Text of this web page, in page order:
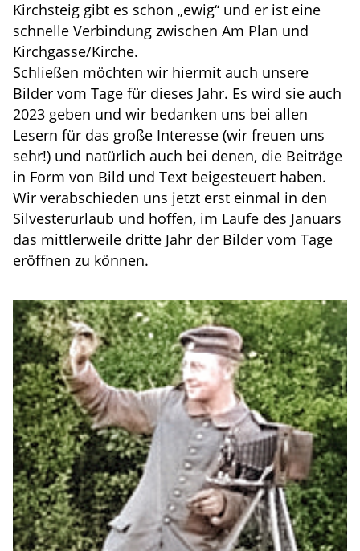
Kirchsteig gibt es schon „ewig“ und er ist eine
schnelle Verbindung zwischen Am Plan und
Kirchgasse/Kirche.
Schließen möchten wir hiermit auch unsere
Bilder vom Tage für dieses Jahr. Es wird sie auch
2023 geben und wir bedanken uns bei allen
Lesern für das große Interesse (wir freuen uns
sehr!) und natürlich auch bei denen, die Beiträge
in Form von Bild und Text beigesteuert haben.
Wir verabschieden uns jetzt erst einmal in den
Silvesterurlaub und hoffen, im Laufe des Januars
das mittlerweile dritte Jahr der Bilder vom Tage
eröffnen zu können.